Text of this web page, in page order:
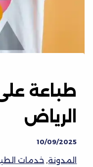
طباعة
الرياض
10/09/2025
المدونة, خدمات